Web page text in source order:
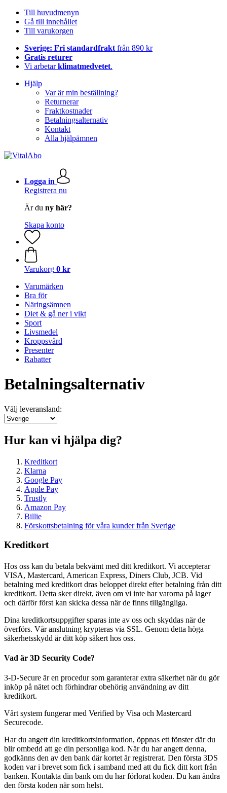
Till huvudmenyn
Gå till innehållet
Till varukorgen
Sverige: Fri standardfrakt från 890 kr
Gratis returer
Vi arbetarklimatmedvetet.
Hjälp
Var är min beställning?
Returnerar
Fraktkostnader
Betalningsalternativ
Kontakt
Alla hjälpämnen
Logga in
Registrera nu
Är du ny här?
Skapa konto
Varukorg 0 kr
Varumärken
Bra för
Näringsämnen
Diet & gå ner i vikt
Sport
Livsmedel
Kroppsvård
Presenter
Rabatter
Betalningsalternativ
Välj leveransland:
Hur kan vi hjälpa dig?
Kreditkort
Klarna
Google Pay
Apple Pay
Trustly
Amazon Pay
Billie
Förskottsbetalning för våra kunder från Sverige
Kreditkort
Hos oss kan du betala bekvämt med ditt kreditkort. Vi accepterar
VISA, Mastercard, American Express, Diners Club, JCB. Vid
betalning med kreditkort dras beloppet direkt efter betalning från ditt
kreditkort. Detta sker direkt, även om vi inte har varorna på lager
och därför först kan skicka dessa när de finns tillgängliga.
Dina kreditkortsuppgifter sparas inte av oss och skyddas när de
överförs. Vår anslutning krypteras via SSL. Genom detta höga
säkerhetsskydd är ditt köp säkert hos oss.
Vad är 3D Security Code?
3-D-Secure är en procedur som garanterar extra säkerhet när du gör
inköp på nätet och förhindrar obehörig användning av ditt
kreditkort.
Vårt system fungerar med Verified by Visa och Mastercard
Securecode.
Har du angett din kreditkortsinformation, öppnas ett fönster där du
blir ombedd att ge din personliga kod. När du har angett denna,
godkänns den av den bank där kortet är registrerat. Den första 3DS
koden var i brevet som fick i samband med att du fick ditt kort från
banken. Kontakta din bank om du har förlorat koden. Du kan ändra
den första koden när som helst.